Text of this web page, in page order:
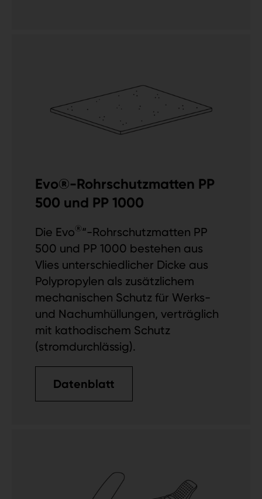
Evo®-Rohrschutzmatten PP
500 und PP 1000
Die Evo®“-Rohrschutzmatten PP
500 und PP 1000 bestehen aus
Vlies unterschiedlicher Dicke aus
Polypropylen als zusätzlichem
mechanischen Schutz für Werks-
und Nachumhüllungen, verträglich
mit kathodischem Schutz
(stromdurchlässig).
Datenblatt